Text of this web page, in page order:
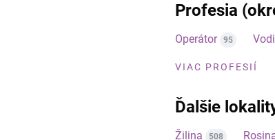
Profesia
Operátor 95
VIAC PROFESIÍ
Ďalšie
Žilina 508